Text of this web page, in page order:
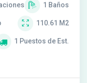
1 Baños
110.61 M2
1 Puestos de Est.